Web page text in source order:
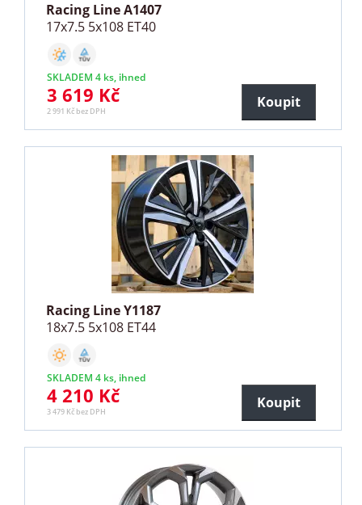
Racing Line A1407
17x7.5 5x108 ET40
SKLADEM 4 ks, ihned
3 619 Kč
2 991 Kč bez DPH
Koupit
Racing Line Y1187
18x7.5 5x108 ET44
SKLADEM 4 ks, ihned
4 210 Kč
3 479 Kč bez DPH
Koupit